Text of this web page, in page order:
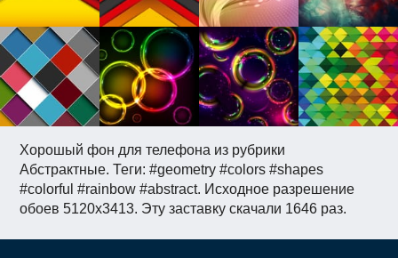
Хорошый фон для телефона из рубрики
Абстрактные. Теги: #geometry #colors #shapes
#colorful #rainbow #abstract. Исходное разрешение
обоев 5120x3413. Эту заставку скачали 1646 раз.